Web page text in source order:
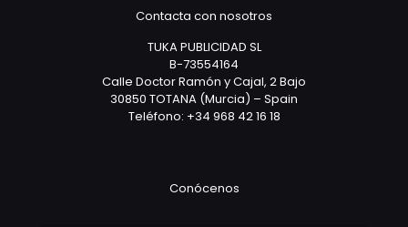
Contacta con nosotros
TUKA PUBLICIDAD SL
B-73554164
Calle Doctor Ramón y Cajal, 2 Bajo
30850 TOTANA (Murcia) – Spain
Teléfono: +34 968 42 16 18
Conócenos